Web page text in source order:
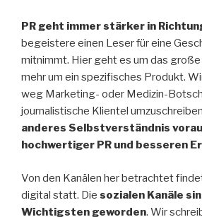
PR geht immer stärker in
begeistere einen Leser für eine
mitnimmt. Hier geht es um das große
mehr um ein spezifisches Produkt.
weg Marketing- oder Medizin-
journalistische Klientel
anderes Selbstverständnis
hochwertiger PR und besseren
Von den Kanälen her betrachtet
digital statt. Die sozialen Kanäle
Wichtigsten geworden. Wir